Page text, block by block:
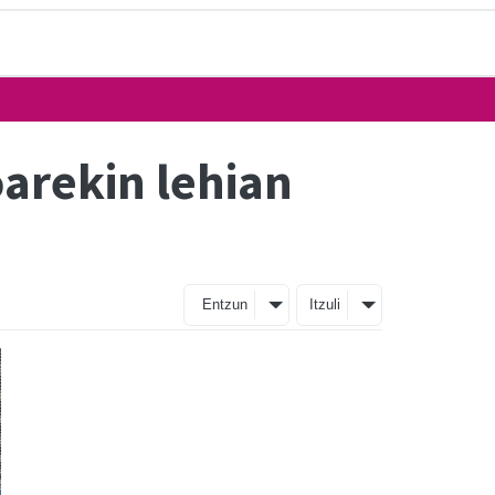
lehian
Entzun Itzuli